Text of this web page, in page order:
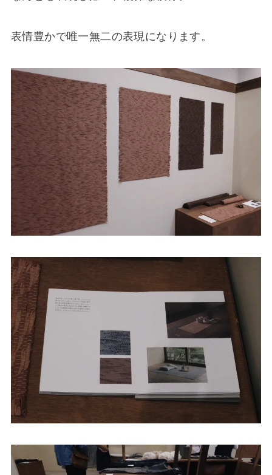
表情豊かで唯一無二の表現になります。